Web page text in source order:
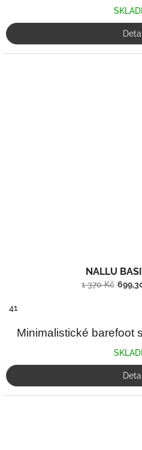
Detail
NALLU
1 370 Kč
41
Minimalistické barefoot
Detail